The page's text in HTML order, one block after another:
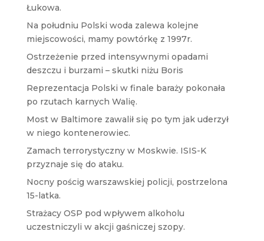
Łukowa.
Na południu Polski woda zalewa kolejne
miejscowości, mamy powtórkę z 1997r.
Ostrzeżenie przed intensywnymi opadami
deszczu i burzami – skutki niżu Boris
Reprezentacja Polski w finale baraży pokonała
po rzutach karnych Walię.
Most w Baltimore zawalił się po tym jak uderzył
w niego kontenerowiec.
Zamach terrorystyczny w Moskwie. ISIS-K
przyznaje się do ataku.
Nocny pościg warszawskiej policji, postrzelona
15-latka.
Strażacy OSP pod wpływem alkoholu
uczestniczyli w akcji gaśniczej szopy.